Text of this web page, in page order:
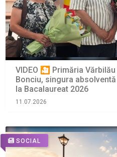
VIDEO 🎦 Primăria
Bonciu, singura
la Bacalaureat 2026
11.07.2026
SOCIAL